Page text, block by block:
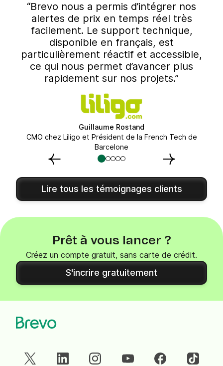
“Brevo nous a permis d’intégrer nos
alertes de prix en temps réel très
facilement. Le support technique,
disponible en français, est
particulièrement réactif et accessible,
ce qui nous permet d’avancer plus
rapidement sur nos projets.”
Guillaume Rostand
CMO chez Liligo et Président de la French Tech de
Barcelone
Lire tous les témoignages clients
Prêt à vous lancer ?
Créez un compte gratuit, sans carte de crédit.
S'incrire gratuitement